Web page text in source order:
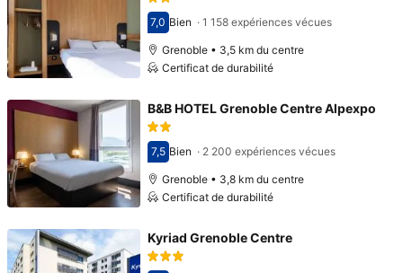
Avec une note de 7,0
7,0 Bien · 1 158 expériences vécues
Grenoble • 3,5 km du centre
Certificat de durabilité
B&B HOTEL Grenoble Centre Alpexpo
Avec une note de 7,5
7,5 Bien · 2 200 expériences vécues
Grenoble • 3,8 km du centre
Certificat de durabilité
Kyriad Grenoble Centre